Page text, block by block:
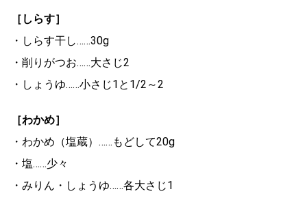
［しらす］
・しらす干し……30g
・削りがつお……大さじ2
・しょうゆ……小さじ1と1/2～2
［わかめ］
・わかめ（塩蔵）……もどして20g
・塩……少々
・みりん・しょうゆ……各大さじ1